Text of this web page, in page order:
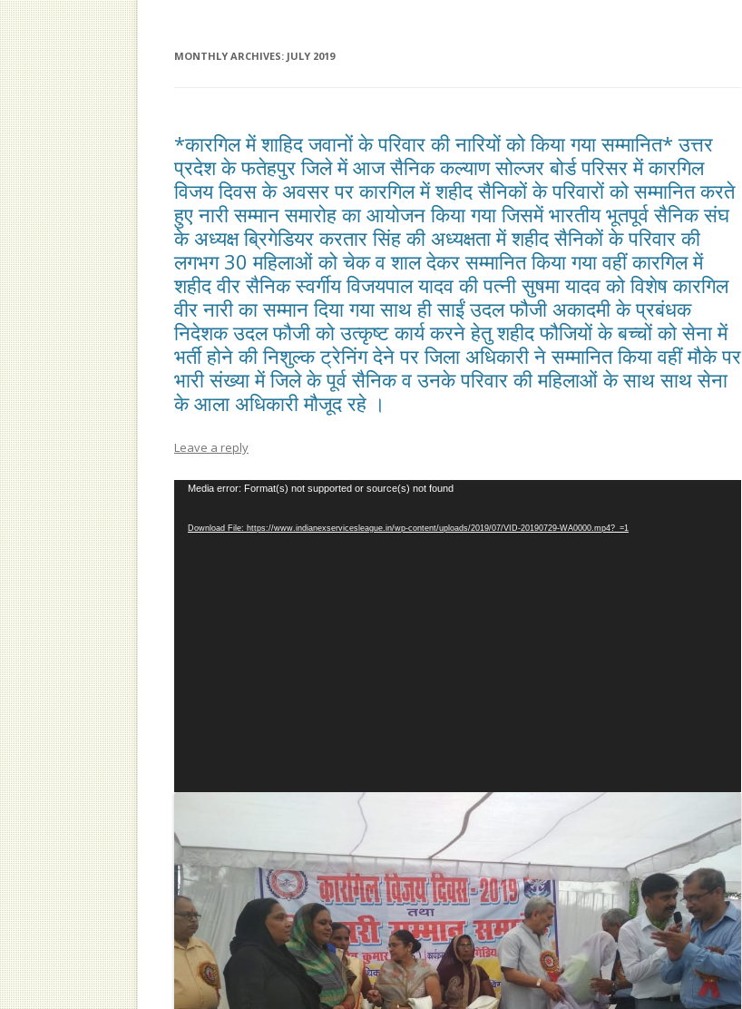
EXECUTIVE COMMITTEE
MONTHLY ARCHIVES: JULY 2019
*कारगिल में शाहिद जवानों के परिवार की नारियों को किया गया सम्मानित* उत्तर
प्रदेश के फतेहपुर जिले में आज सैनिक कल्याण सोल्जर बोर्ड परिसर में कारगिल
विजय दिवस के अवसर पर कारगिल में शहीद सैनिकों के परिवारों को सम्मानित करते
हुए नारी सम्मान समारोह का आयोजन किया गया जिसमें भारतीय भूतपूर्व सैनिक संघ
के अध्यक्ष ब्रिगेडियर करतार सिंह की अध्यक्षता में शहीद सैनिकों के परिवार की
लगभग 30 महिलाओं को चेक व शाल देकर सम्मानित किया गया वहीं कारगिल में
शहीद वीर सैनिक स्वर्गीय विजयपाल यादव की पत्नी सुषमा यादव को विशेष कारगिल
वीर नारी का सम्मान दिया गया साथ ही साईं उदल फौजी अकादमी के प्रबंधक
निदेशक उदल फौजी को उत्कृष्ट कार्य करने हेतु शहीद फौजियों के बच्चों को सेना में
भर्ती होने की निशुल्क ट्रेनिंग देने पर जिला अधिकारी ने सम्मानित किया वहीं मौके पर
भारी संख्या में जिले के पूर्व सैनिक व उनके परिवार की महिलाओं के साथ साथ सेना
के आला अधिकारी मौजूद रहे ।
Leave a reply
Video
Media error: Format(s) not supported or source(s) not found
Download File: https://www.indianexservicesleague.in/wp-content/uploads/2019/07/VID-20190729-WA0000.mp4?_=1